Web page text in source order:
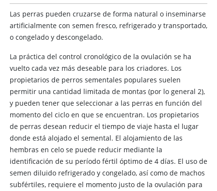
Las perras pueden cruzarse de forma natural o inseminarse
artificialmente con semen fresco, refrigerado y transportado,
o congelado y descongelado.
La práctica del control cronológico de la ovulación se ha
vuelto cada vez más deseable para los criadores. Los
propietarios de perros sementales populares suelen
permitir una cantidad limitada de montas (por lo general 2),
y pueden tener que seleccionar a las perras en función del
momento del ciclo en que se encuentran. Los propietarios
de perras desean reducir el tiempo de viaje hasta el lugar
donde está alojado el semental. El alojamiento de las
hembras en celo se puede reducir mediante la
identificación de su período fértil óptimo de 4 días. El uso de
semen diluido refrigerado y congelado, así como de machos
subfértiles, requiere el momento justo de la ovulación para